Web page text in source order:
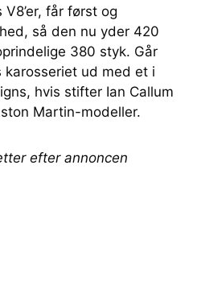
får først og
så den nu yder 420
380 styk. Går
karosseriet ud med et i
hvis stifter Ian Callum
Martin-modeller.
efter annoncen